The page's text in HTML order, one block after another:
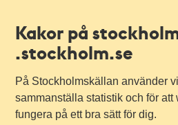
Kakor på
.stockholm.se
På Stockholmskällan använder
sammanställa statistik och för att
fungera på ett bra sätt för dig.